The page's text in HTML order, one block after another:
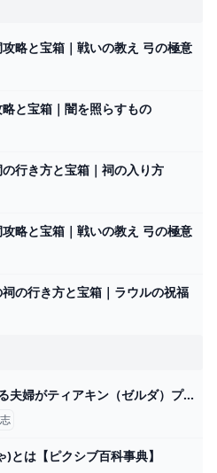
略と宝箱｜戦いの教え 弓の極意
と宝箱｜闇を照らすもの
行き方と宝箱｜祠の入り方
略と宝箱｜戦いの教え 弓の極意
の行き方と宝箱｜ラウルの祝福
京都に思い出がある夫婦がティアキン（ゼルダ）プレーしてる時あるある : コミックエッセイ えむふじんがあらわれた (記事コメント - 1) Powered by ライブドアブログ
とは【ピクシブ百科事典】